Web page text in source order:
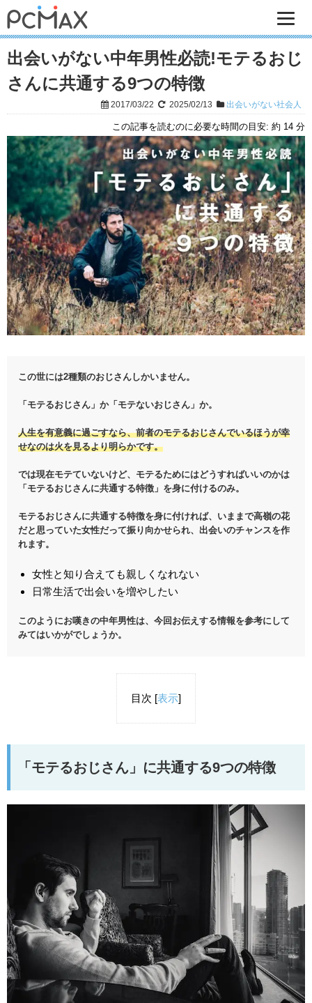
出会いがない中年男性必読!モテるおじ
さんに共通する9つの特徴
2017/03/22 2025/02/13 出会いがない社会人
この記事を読むのに必要な時間の目安: 約 14 分
この世には2種類のおじさんしかいません。
「モテるおじさん」 か「モテないおじさん」 か。
人生を有意義に過ごすなら、前者のモテるおじさんでいるほうが幸
せなのは火を見るより明らかです。
では現在モテていないけど、モテるためにはどうすればいいのかは
「モテるおじさんに共通する特徴」 を身に付けるのみ。
モテるおじさんに共通する特徴を身に付ければ、いままで高嶺の花
だと思っていた女性だって振り向かせられ、出会いのチャンスを作
れます。
女性と知り合えても親しくなれない
日常生活で出会いを増やしたい
このようにお嘆きの中年男性は、今回お伝えする情報を参考にして
みてはいかがでしょうか。
目次 [表示]
「モテるおじさん」に共通する9つの特徴